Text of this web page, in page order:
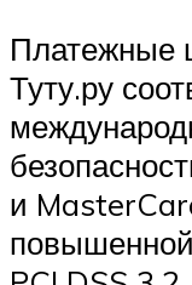
Платежные
Туту.ру
и